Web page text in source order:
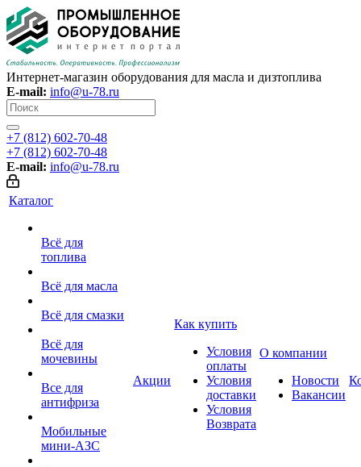
Интернет-магазин оборудования для масла и дизтоплива
E-mail: info@u-78.ru
+7 (812) 602-70-48
+7 (812) 602-70-48
E-mail: info@u-78.ru
Каталог
Всё для
топлива
Всё для масла
Всё для смазки
Всё для
мочевины
Все для
антифриза
Мобильные
мини-АЗС
Акции
Как купить
Условия
оплаты
Условия
доставки
Условия
Возврата
О компании
Новости
Вакансии